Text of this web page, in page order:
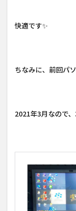
快適です✨️
ちなみに、前回パ
2021年3月なので